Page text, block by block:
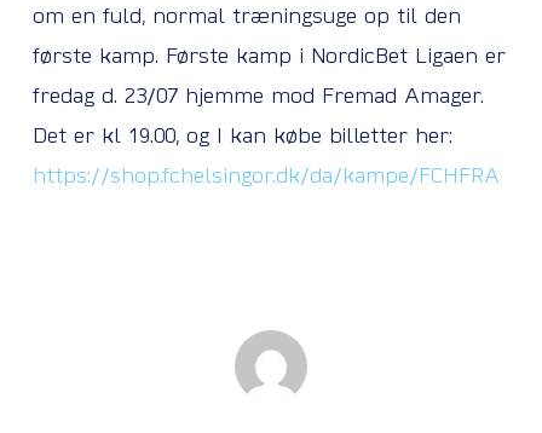
om en fuld, normal træningsuge op til den
første kamp. Første kamp i NordicBet Ligaen er
fredag d. 23/07 hjemme mod Fremad Amager.
Det er kl 19.00, og I kan købe billetter her:
https://shop.fchelsingor.dk/da/kampe/FCHFRA